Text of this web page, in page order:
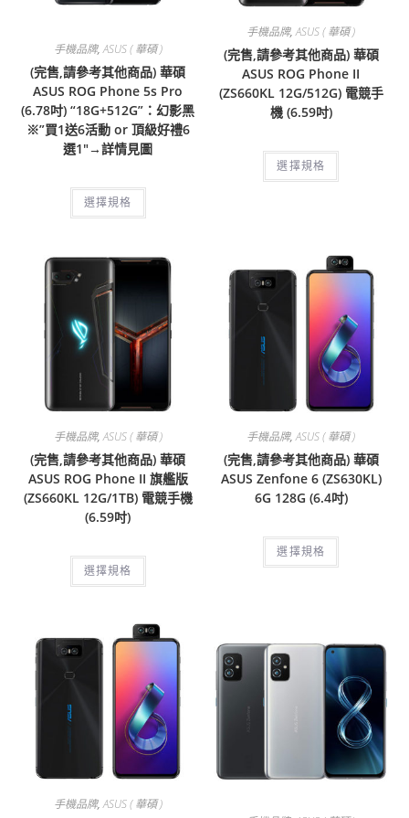
手機品牌,ASUS ( 華碩 )
(完售,請參考其他商品) 華碩
ASUS ROG Phone 5s Pro
(6.78吋) “18G+512G”：幻影黑
※”買1送6活動 or 頂級好禮6
選1″→詳情見圖
選擇規格
手機品牌,ASUS ( 華碩 )
(完售,請參考其他商品) 華碩
ASUS ROG Phone II
(ZS660KL 12G/512G) 電競手
機 (6.59吋)
選擇規格
手機品牌,ASUS ( 華碩 )
(完售,請參考其他商品) 華碩
ASUS ROG Phone II 旗艦版
(ZS660KL 12G/1TB) 電競手機
(6.59吋)
選擇規格
手機品牌,ASUS ( 華碩 )
(完售,請參考其他商品) 華碩
ASUS Zenfone 6 (ZS630KL)
6G 128G (6.4吋)
選擇規格
手機品牌,ASUS ( 華碩 )